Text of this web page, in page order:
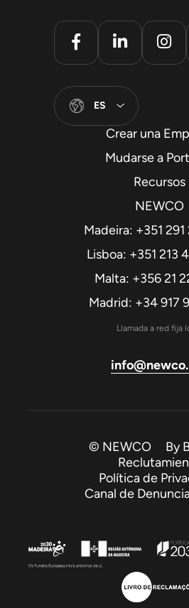
ES
Crear una
Mudarse a
Recursos
NEWCO
Madeira: +351
Lisboa: +351 213
Malta: +356 21
Madrid: +34 917
Llamada a red fija
© NEWCO By
Política de
Canal de